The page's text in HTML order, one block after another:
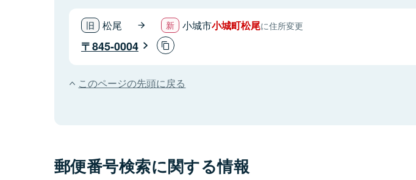
松尾 小城市小城町松尾に住所変更
845-0004
このページの先頭に戻る
郵便番号検索に関する情報